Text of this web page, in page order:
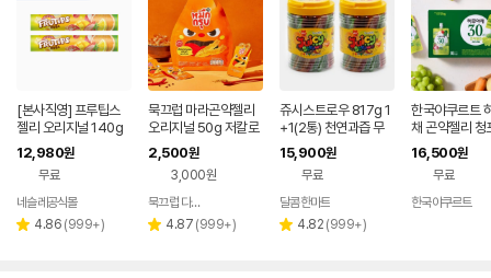
[본사직영] 프루팁스
젤리 오리지널 140g
X 4개+1개 증정 / Fru
tips 튜브 대용량
12,980원
무료
페이
네슬레공식몰
별 4.86 리
(999+)
묵끄럽 마라곤약젤리
오리지널 50g 저칼로
리 태국 간식 믁끄룹 쯔
양 먹방 로제 믁끄럽 마
곤젤 8g x 6개
2,500원
3,000원
페이
묵끄럽 다이어트 간식
별 4.87 리
(999+)
쥬시스트로우 817g 1
+1(2통) 천연과즙 무
색소 얼려먹는 젤리 스
틱
15,900원
무료
달콤한마트
별 4.82 리
(999+)
한국야쿠르트
채 곤약젤리 청
일 10개 세트
16,500원
무료
한국야쿠르트